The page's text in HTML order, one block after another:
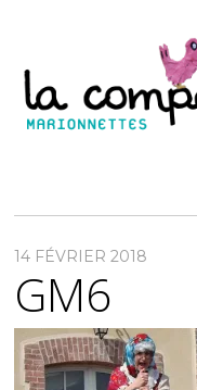
14 FÉVRIER 2018
GM6